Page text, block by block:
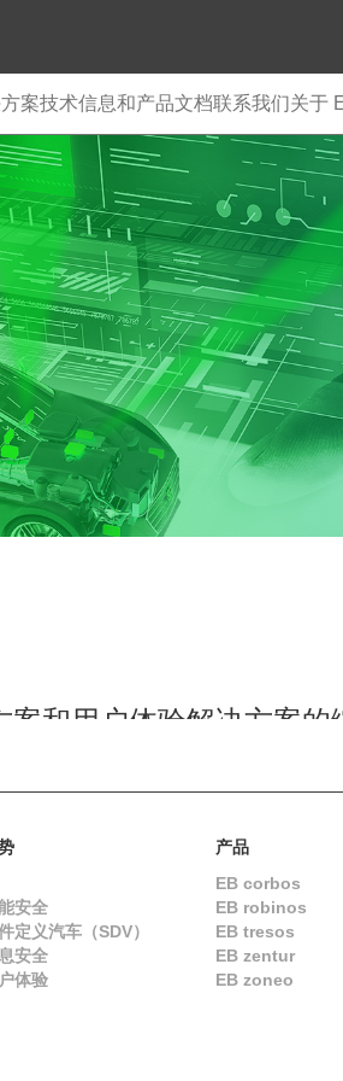
案技术信息和产品文档联系我们关于
和用户体验解决方案的
安全
定义汽车（SDV）
安全
体验
产品
EB corbos
EB robinos
EB tresos
EB zentur
EB zoneo